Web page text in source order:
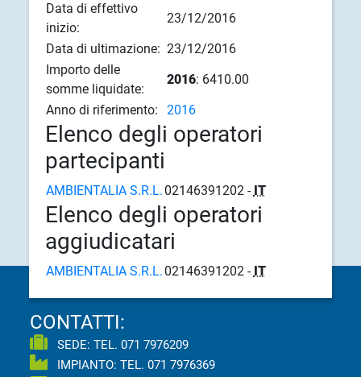
Data di effettivo
inizio:
23/12/2016
Data di ultimazione: 23/12/2016
Importo delle
somme liquidate:
2016: 6410.00
Anno di riferimento:
2016
Elenco degli operatori
partecipanti
AMBIENTALIA S.R.L. 02146391202 - IT
Elenco degli operatori
aggiudicatari
AMBIENTALIA S.R.L. 02146391202 - IT
CONTATTI:
SEDE: TEL.071 7976209
IMPIANTO: TEL.071 7976369